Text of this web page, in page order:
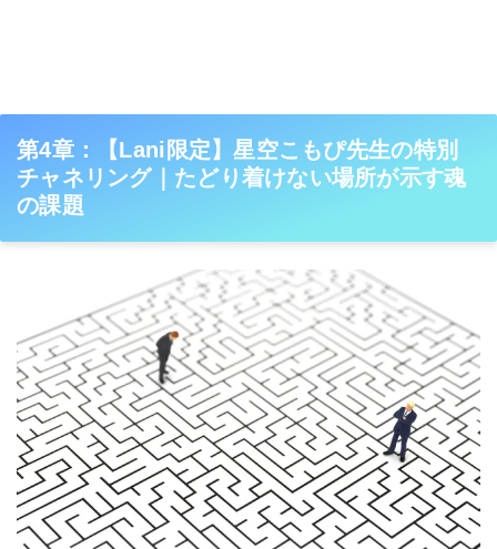
第4章：【Lani限定】星空こもぴ先生の特別
チャネリング｜たどり着けない場所が示す魂
の課題